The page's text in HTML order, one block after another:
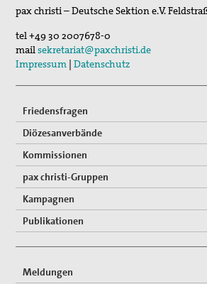
Fahrradpilgertour 2026
05. Sep 2026
Musik für den Frieden
pax christi – Deutsche Sektion e.V.
tel+49 30 2007678-0
mailsekretariat@paxchristi.de
Impressum |Datenschutz
Friedensfragen
Diözesanverbände
Kommissionen
pax christi-Gruppen
Kampagnen
Publikationen
Meldungen